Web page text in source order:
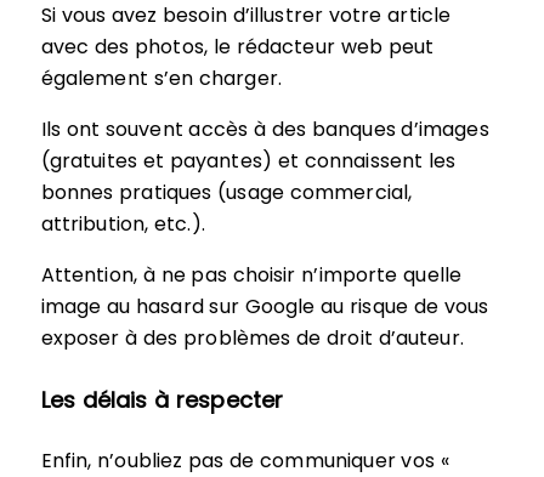
Si vous avez besoin d’illustrer votre article
avec des photos, le rédacteur web peut
également s’en charger.
Ils ont souvent accès à des banques d’images
(gratuites et payantes) et connaissent les
bonnes pratiques (usage commercial,
attribution, etc.).
Attention, à ne pas choisir n’importe quelle
image au hasard sur Google au risque de vous
exposer à des problèmes de droit d’auteur.
Les délais à respecter
Enfin, n’oubliez pas de communiquer vos «